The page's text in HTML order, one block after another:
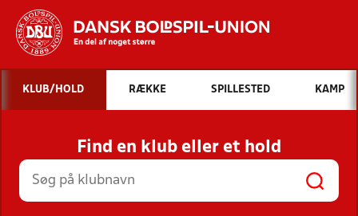
Hvad vil du søge efter?
INDHOLD OG NYHEDER
STILLINGER, RESULTATER, KLUBBER OG
HOLD
KLUB/HOLD RÆKKE SPILLESTED KAMP
Find en klub eller et hold